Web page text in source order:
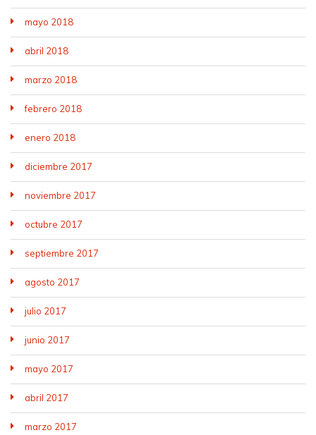
mayo 2018
abril 2018
marzo 2018
febrero 2018
enero 2018
diciembre 2017
noviembre 2017
octubre 2017
septiembre 2017
agosto 2017
julio 2017
junio 2017
mayo 2017
abril 2017
marzo 2017